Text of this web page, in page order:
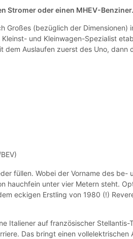
Stromer oder einen MHEV-Benziner.
Großes (bezüglich der Dimensionen)
und Kleinwagen-Spezialist
Auslaufen zuerst des Uno, dann
füllen. Wobei der Vorname des be-
hauchfein unter vier Metern steht.
eckigen Erstling von 1980 (!)
Italiener auf französischer Stellantis-
Das bringt einen vollelektrischen